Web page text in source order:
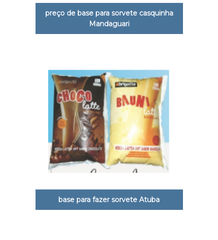
preço de base para sorvete casquinha
Mandaguari
base para fazer sorvete Atuba